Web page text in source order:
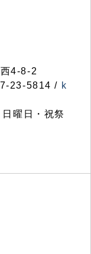
4-8-2
23-5814 / k
曜日・祝祭